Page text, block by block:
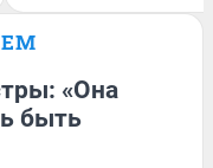
«Она
быть